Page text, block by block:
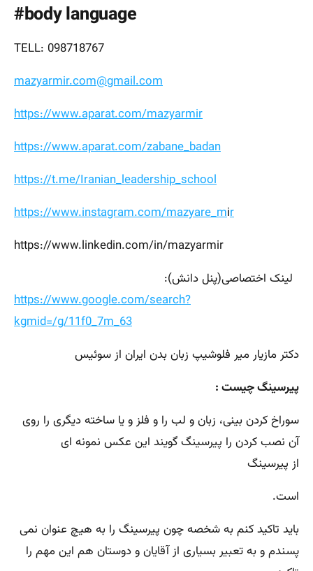
body language#
TELL: 098718767
mazyarmir.com@gmail.com
https://www.aparat.com/mazyarmir
https://www.aparat.com/zabane_badan
https://t.me/Iranian_leadership_school
https://www.instagram.com/mazyare_mir
https://www.linkedin.com/in/mazyarmir
لینک اختصاصی(پنل دانش):
https://www.google.com/search?
kgmid=/g/11f0_7m_63
دکتر مازیار میر فلوشیپ زبان بدن ایران از سوئیس
پیرسینگ چیست :
سوراخ کردن بینی، زبان و لب را و فلز و یا ساخته دیگری را روی
آن نصب کردن را پیرسینگ گویند این عکس نمونه ای
از پیرسینگ
است.
باید تاکید کنم به شخصه چون پیرسینگ را به هیچ عنوان نمی
پسندم و به تعبیر بسیاری از آقایان و دوستان هم این مهم را